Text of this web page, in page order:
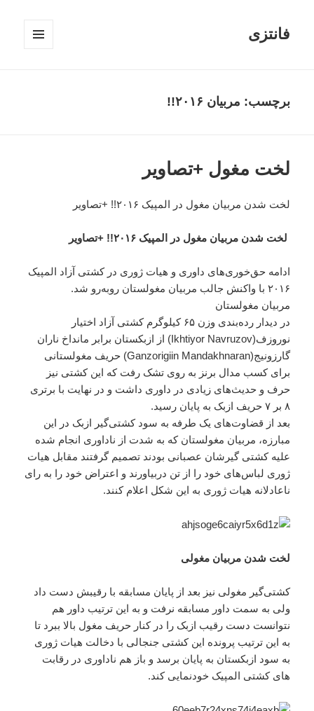
فانتزی
برچسب: مربیان ۲۰۱۶!!
لخت مغول +تصاویر
لخت شدن مربیان مغول در المپیک ۲۰۱۶!! +تصاویر
لخت شدن مربیان مغول در المپیک ۲۰۱۶!! +تصاویر
ادامه حق‌خوری‌های داوری و هیات ژوری در کشتی آزاد المپیک
۲۰۱۶ با واکنش جالب مربیان مغولستان روبه‌رو شد.
مربیان مغولستان
در دیدار رده‌بندی وزن ۶۵ کیلوگرم کشتی آزاد اختیار
نوروزف(Ikhtiyor Navruzov) از ازبکستان برابر مانداخ ناران
گارزونیج(Ganzorigiin Mandakhnaran) حریف مغولستانی
برای کسب مدال برنز به روی تشک رفت که این کشتی نیز
حرف و حدیث‌های زیادی در داوری داشت و در نهایت با برتری
۸ بر ۷ حریف ازبک به پایان رسید.
بعد از قضاوت‌های یک طرفه به سود کشتی‌گیر ازبک در این
مبارزه، مربیان مغولستان که به شدت از ناداوری انجام شده
علیه کشتی گیرشان عصبانی بودند تصمیم گرفتند مقابل هیات
ژوری لباس‌های خود را از تن دربیاورند و اعتراض خود را به رای‌
ناعادلانه هیات ژوری به این شکل اعلام کنند.
لخت شدن مربیان مغولی
کشتی‌گیر مغولی نیز بعد از پایان مسابقه با رقیبش دست داد
ولی به سمت داور مسابقه نرفت و به این ترتیب داور هم
نتوانست دست رقیب ازبک را در کنار حریف مغول بالا ببرد تا
به این ترتیب پرونده این کشتی جنجالی با دخالت هیات ژوری
به سود ازبکستان به پایان برسد و باز هم ناداوری در رقابت
های کشتی المپیک خودنمایی کند.